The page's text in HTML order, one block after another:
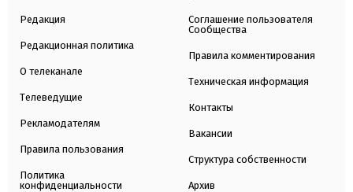
Редакция
Редакционная политика
О телеканале
Телеведущие
Рекламодателям
Правила пользования
Политика
конфиденциальности
Соглашение пользователя
Сообщества
Правила комментирования
Техническая информация
Контакты
Вакансии
Структура собственности
Архив